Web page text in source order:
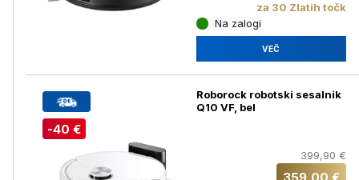
za 30 Zlatih točk
Na zalogi
VEČ
-40 €
Roborock robotski sesalnik
Q10 VF, bel
399,90 €